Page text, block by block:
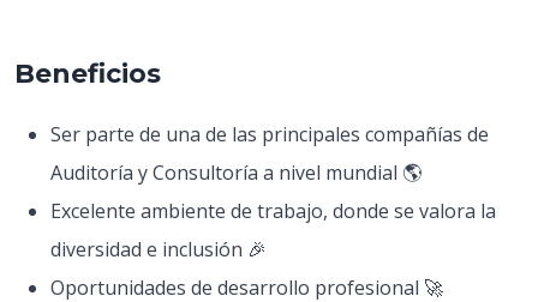
Beneficios
Ser parte de una de las principales compañías de
Auditoría y Consultoría a nivel mundial 🌎
Excelente ambiente de trabajo, donde se valora la
diversidad e inclusión 🎉
Oportunidades de desarrollo profesional 🚀